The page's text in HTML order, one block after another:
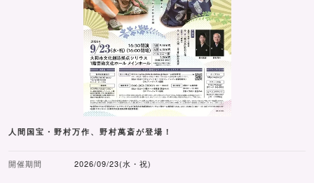
人間国宝・野村万作、野村萬斎が登場！
開催期間 2026/09/23(水・祝)